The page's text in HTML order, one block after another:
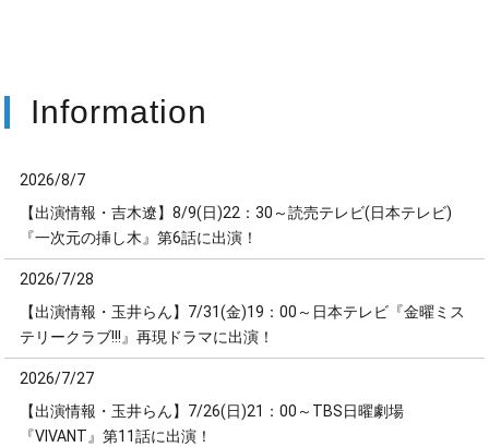
Information
2026/8/7
【出演情報・吉木遼】8/9(日)22：30～読売テレビ(日本テレビ)
『一次元の挿し木』第6話に出演！
2026/7/28
【出演情報・玉井らん】7/31(金)19：00～日本テレビ『金曜ミス
テリークラブ!!!』再現ドラマに出演！
2026/7/27
【出演情報・玉井らん】7/26(日)21：00～TBS日曜劇場
『VIVANT』第11話に出演！